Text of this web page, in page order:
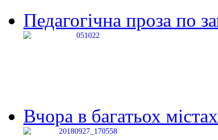
Педагогічна проза по
Вчора в багатьох